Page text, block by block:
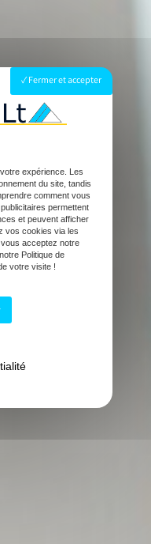
Fermer et accepter
expérience. Les
du site, tandis
comment vous
permettent
et peuvent afficher
vos cookies via les
acceptez notre
Politique de
votre visite !